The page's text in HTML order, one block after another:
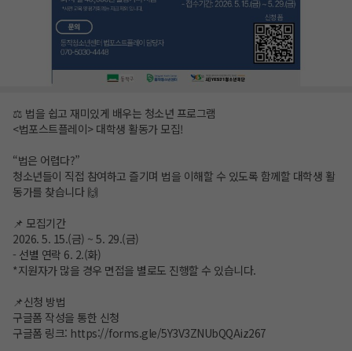
⚖️ 법을 쉽고 재미있게 배우는 청소년 프로그램
<법포스트플레이> 대학생 활동가 모집!
“법은 어렵다?”
청소년들이 직접 참여하고 즐기며 법을 이해할 수 있도록 함께할 대학생 활
동가를 찾습니다 🙌
📌 모집기간
2026. 5. 15.(금) ~ 5. 29.(금)
- 선별 연락 6. 2.(화)
*지원자가 많을 경우 면접을 별로도 진행할 수 있습니다.
📌신청 방법
구글폼 작성을 통한 신청
구글폼 링크: https://forms.gle/5Y3V3ZNUbQQAiz267